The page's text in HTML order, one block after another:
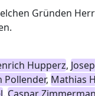
Gründen Herr
Hupperz,
Pollender, Mathias